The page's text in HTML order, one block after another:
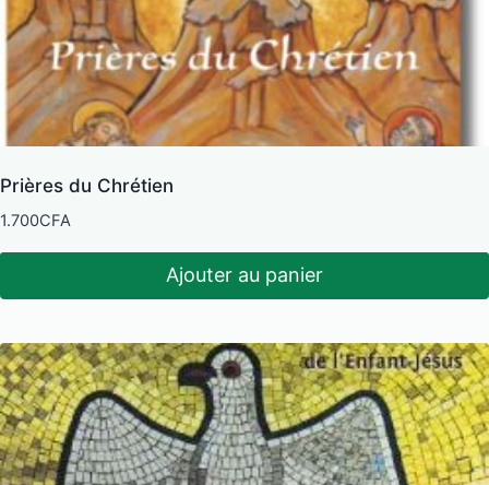
Prières du Chrétien
1.700CFA
Ajouter au panier